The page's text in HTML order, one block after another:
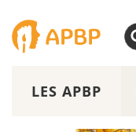
LES APBP